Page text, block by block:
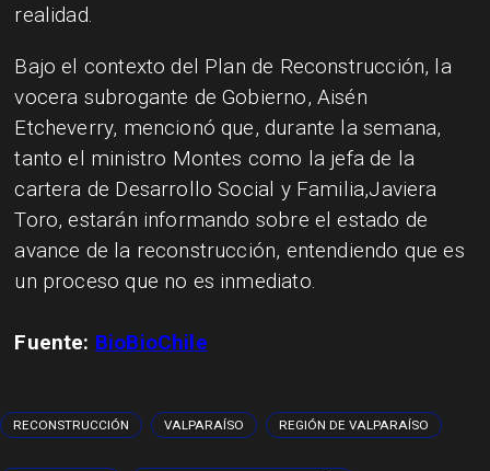
realidad.
Bajo el contexto del Plan de Reconstrucción, la
vocera subrogante de Gobierno, Aisén
Etcheverry, mencionó que, durante la semana,
tanto el ministro Montes como la jefa de la
cartera de Desarrollo Social y Familia,Javiera
Toro, estarán informando sobre el estado de
avance de la reconstrucción, entendiendo que es
un proceso que no es inmediato.
Fuente: BioBioChile
RECONSTRUCCIÓN VALPARAÍSO REGIÓN DE VALPARAÍSO